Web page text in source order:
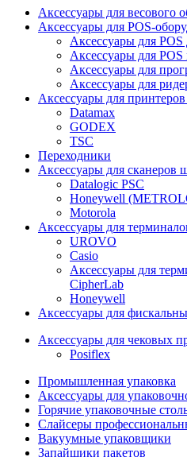
Аксессуары для весового
Аксессуары для POS-
Аксессуары для POS
Аксессуары для
Аксессуары для
Аксессуары для
Аксессуары для
Datamax
GODEX
TSC
Переходники
Аксессуары для сканеров
Datalogic PSC
Honeywell
Motorola
Аксессуары для
UROVO
Casio
Аксессуары для
CipherLab
Honeywell
Аксессуары для
Аксессуары для чековых
Posiflex
Промышленная упаковка
Аксессуары для
Горячие упаковочные
Слайсеры
Вакуумные упаковщики
Запайщики пакетов